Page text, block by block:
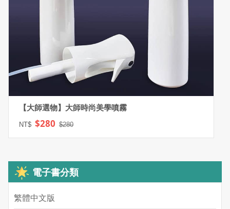
【大師選物】大師時尚美學噴霧
NT$ $280 $280
電子書分類
繁體中文版